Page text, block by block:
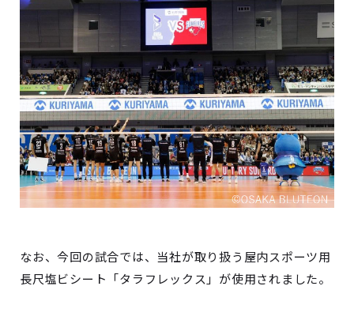
なお、今回の試合では、当社が取り扱う屋内スポーツ用
長尺塩ビシート「タラフレックス」が使用されました。